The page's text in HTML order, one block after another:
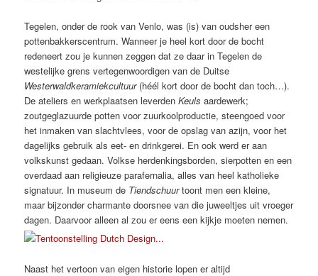
Tegelen, onder de rook van Venlo, was (is) van oudsher een
pottenbakkerscentrum. Wanneer je heel kort door de bocht
redeneert zou je kunnen zeggen dat ze daar in Tegelen de
westelijke grens vertegenwoordigen van de Duitse
Westerwaldkeramiekcultuur(héél kort door de bocht dan toch…).
De ateliers en werkplaatsen leverdenKeuls aardewerk;
zoutgeglazuurde potten voor zuurkoolproductie, steengoed voor
het inmaken van slachtvlees, voor de opslag van azijn, voor het
dagelijks gebruik als eet- en drinkgerei. En ook werd er aan
volkskunst gedaan. Volkse herdenkingsborden, sierpotten en een
overdaad aan religieuze parafernalia, alles van heel katholieke
signatuur. In museum de Tiendschuurtoont men een kleine,
maar bijzonder charmante doorsnee van die juweeltjes uit vroeger
dagen. Daarvoor alleen al zou er eens een kijkje moeten nemen.
Naast het vertoon van eigen historie lopen er altijd